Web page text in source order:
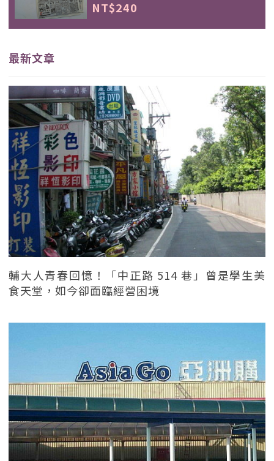
NT$240
最新文章
輔大人青春回憶！「中正路 514 巷」曾是學生美
食天堂，如今卻面臨經營困境